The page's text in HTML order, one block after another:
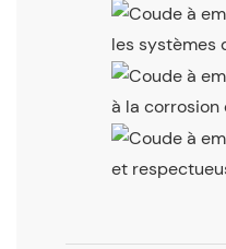
les systèmes
à la corrosion
et